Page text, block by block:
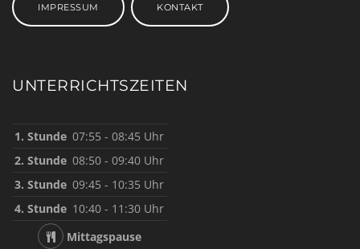
IMPRESSUM KONTAKT
UNTERRICHTSZEITEN
1. Stunde 07:55 - 08:45 Uhr
2. Stunde 08:50 - 09:40 Uhr
3. Stunde 09:45 - 10:35 Uhr
4. Stunde 10:40 - 11:30 Uhr
Mittagspause